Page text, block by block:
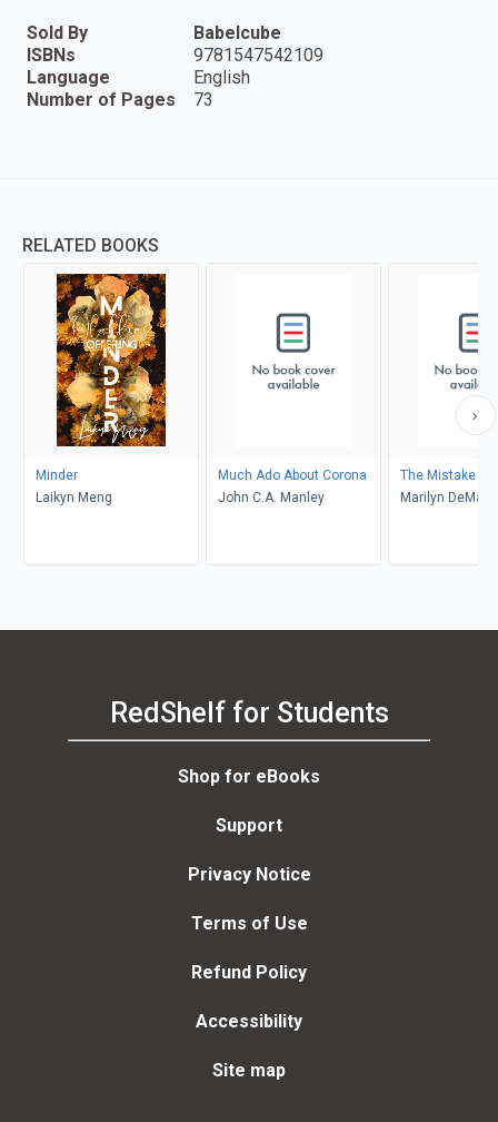
Sold By
Babelcube
ISBNs
9781547542109
Language
English
Number of Pages
73
RELATED BOOKS
Minder
Laikyn Meng
Much Ado About Corona
John C.A. Manley
The Mistake
Marilyn DeMars
RedShelf for Students
Shop for eBooks
Support
Privacy Notice
Terms of Use
Refund Policy
Accessibility
Site map